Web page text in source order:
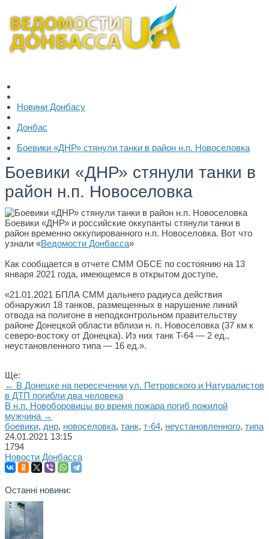
Новини Донбасу
Донбас
Боевики «ДНР» стянули танки в район н.п. Новоселовка
Боевики «ДНР» стянули танки в
район н.п. Новоселовка
Боевики «ДНР» и российские оккупанты стянули танки в
район временно оккупированного н.п. Новоселовка. Вот что
узнали «Ведомости Донбасса»
Как сообщается в отчете СММ ОБСЕ по состоянию на 13
января 2021 года, имеющемся в открытом доступе,
«21.01.2021 БПЛА СММ дальнего радиуса действия
обнаружил 18 танков, размещенных в нарушение линий
отвода на полигоне в неподконтрольном правительству
районе Донецкой области вблизи н. п. Новоселовка (37 км к
северо-востоку от Донецка). Из них танк T-64 — 2 ед.,
неустановленного типа — 16 ед.».
Ще:
← В Донецке на пересечении ул. Петровского и Натуралистов
в ДТП погибли два человека
В н.п. Новоборовицы во время пожара погиб пожилой
мужчина →
боевики, днр, новоселовка, танк, т-64, неустановленного, типа
24.01.2021 13:15
1794
Новости Донбасса
Останні новини: